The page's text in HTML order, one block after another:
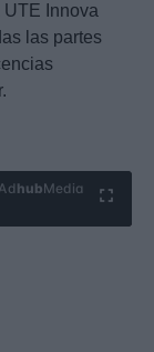
Innova
las partes
Ad hubMedia